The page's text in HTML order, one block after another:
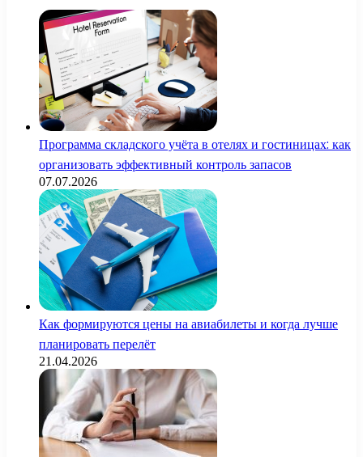
Программа складского учёта в отелях и гостиницах: как
организовать эффективный контроль запасов
07.07.2026
Как формируются цены на авиабилеты и когда лучше
планировать перелёт
21.04.2026